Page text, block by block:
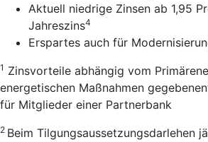
Aktuell niedrige Zinsen ab 1,95
Jahreszins4
Erspartes auch für
1 Zinsvorteile abhängig vom
energetischen Maßnahmen
für Mitglieder einer Partnerbank
2 Beim Tilgungsaussetzungsdarlehen